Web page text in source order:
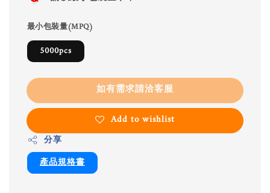
最小包裝量(MPQ)
5000pcs
如有需求請洽客服
Add to wishlist
分享
產品規格書